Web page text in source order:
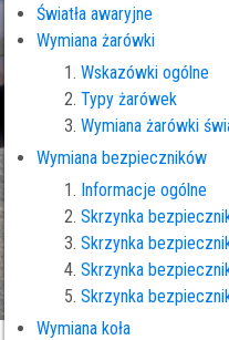
Światła awaryjne
Wymiana żarówki
Wskazówki ogólne
Typy żarówek
Wymiana żarówki
Wymiana bezpieczników
Informacje ogólne
Skrzynka
Skrzynka
Skrzynka
Skrzynka
Wymiana koła